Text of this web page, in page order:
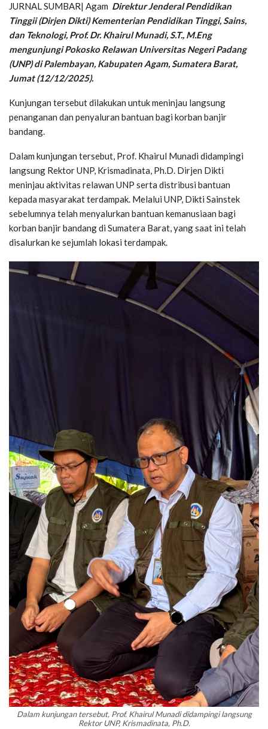
JURNAL SUMBAR| Agam Direktur Jenderal Pendidikan
Tinggii (Dirjen Dikti) Kementerian Pendidikan Tinggi, Sains,
dan Teknologi, Prof. Dr. Khairul Munadi, S.T., M.Eng
mengunjungi Pokosko Relawan Universitas Negeri Padang
(UNP) di Palembayan, Kabupaten Agam, Sumatera Barat,
Jumat (12/12/2025).
Kunjungan tersebut dilakukan untuk meninjau langsung
penanganan dan penyaluran bantuan bagi korban banjir
bandang.
Dalam kunjungan tersebut, Prof. Khairul Munadi didampingi
langsung Rektor UNP, Krismadinata, Ph.D. Dirjen Dikti
meninjau aktivitas relawan UNP serta distribusi bantuan
kepada masyarakat terdampak. Melalui UNP, Dikti Sainstek
sebelumnya telah menyalurkan bantuan kemanusiaan bagi
korban banjir bandang di Sumatera Barat, yang saat ini telah
disalurkan ke sejumlah lokasi terdampak.
Dalam kunjungan tersebut, Prof. Khairul Munadi didampingi langsung
Rektor UNP, Krismadinata, Ph.D.